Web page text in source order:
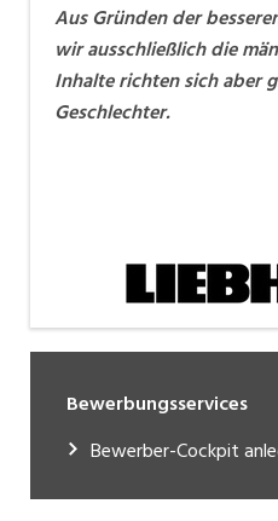
Aus Gründen der
wir ausschließlich die
Inhalte richten sich aber
Geschlechter.
Bewerbungsservices
Bewerber-Cockpit